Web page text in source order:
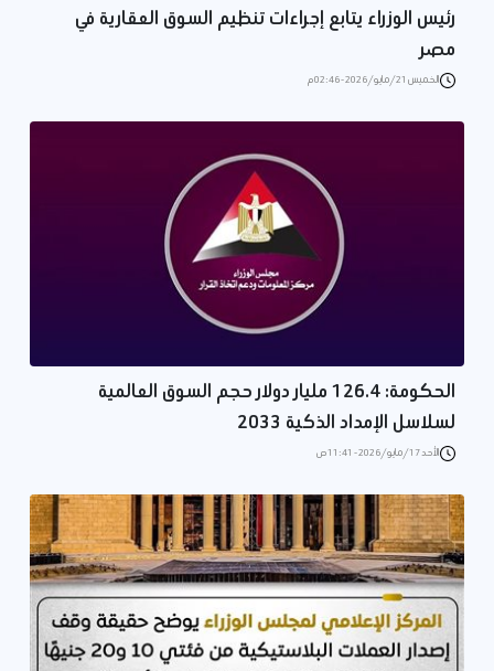
رئيس الوزراء يتابع إجراءات تنظيم السوق العقارية في
مصر
الخميس 21/مايو/2026 - 02:46 م
الحكومة: 126.4 مليار دولار حجم السوق العالمية
لسلاسل الإمداد الذكية 2033
الأحد 17/مايو/2026 - 11:41 ص